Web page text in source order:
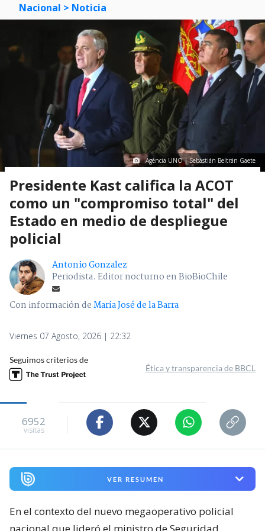
Nacional > Noticia
Agencia UNO | Sebastián Beltrán Gaete
Presidente Kast califica la ACOT
como un "compromiso total" del
Estado en medio de despliegue
policial
Antonio Gonzalez
Periodista. Editor nocturno en BioBioChile
Con información deMaría José de la Barra
Viernes 07 Agosto, 2026 | 22:32
Seguimos criterios de
Ética y transparencia de BBCL
6952
visitas
VER RESUMEN
En el contexto del nuevo megaoperativo policial